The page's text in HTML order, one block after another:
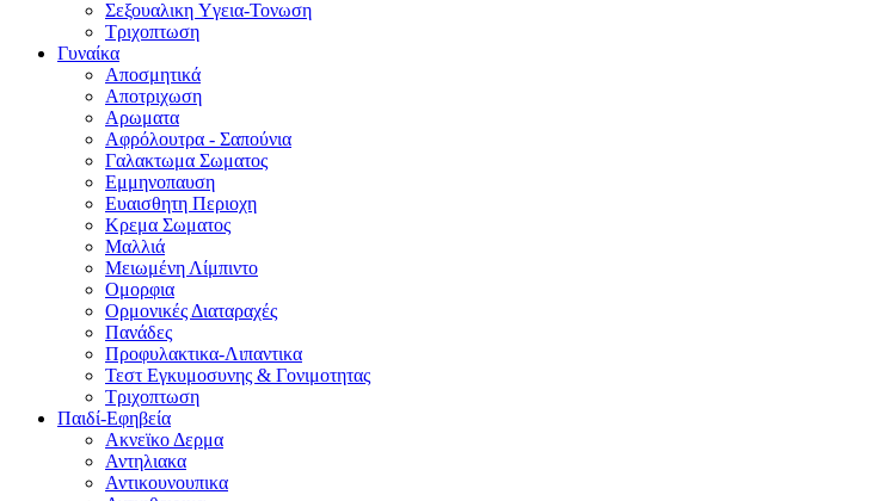
Σεξουαλικη Yγεια-Τονωση
Τριχοπτωση
Γυναίκα
Αποσμητικά
Αποτριχωση
Αρωματα
Αφρόλουτρα - Σαπούνια
Γαλακτωμα Σωματος
Εμμηνοπαυση
Ευαισθητη Περιοχη
Κρεμα Σωματος
Μαλλιά
Μειωμένη Λίμπιντο
Ομορφια
Ορμονικές Διαταραχές
Πανάδες
Προφυλακτικα-Λιπαντικα
Τεστ Εγκυμοσυνης & Γονιμοτητας
Τριχοπτωση
Παιδί-Εφηβεία
Ακνεϊκο Δερμα
Αντηλιακα
Αντικουνουπικα